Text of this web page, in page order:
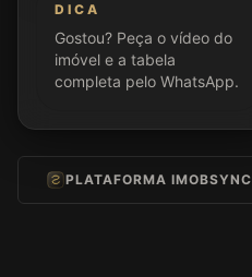
DICA
Gostou? Peça o vídeo do
imóvel e a tabela
completa pelo WhatsApp.
PLATAFORMA IMOBSYNC